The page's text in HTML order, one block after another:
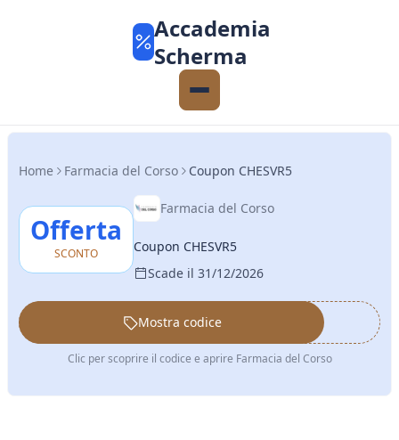
Accademia
Scherma
Home Farmacia del Corso Coupon CHESVR5
Offerta
SCONTO
Farmacia del Corso
Coupon CHESVR5
Scade il 31/12/2026
••••••
Mostra codice
Clic per scoprire il codice e aprire Farmacia del Corso